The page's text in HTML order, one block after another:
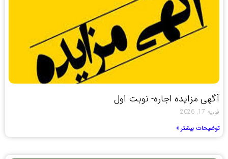
آگهی مزایده اجاره- نوبت اول
فوریه 17, 2026
توضیحات بیشتر »